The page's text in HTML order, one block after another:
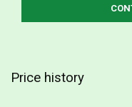
Price history